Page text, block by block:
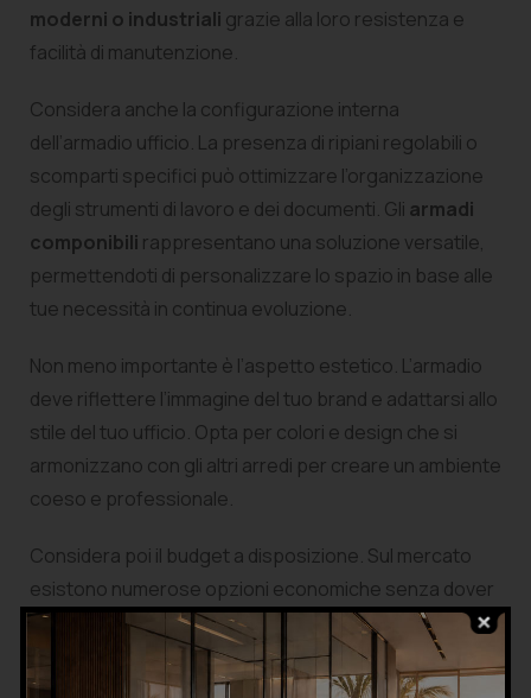
moderni o industriali grazie alla loro resistenza e
facilità di manutenzione.
Considera anche la configurazione interna
dell’armadio ufficio. La presenza di ripiani regolabili o
scomparti specifici può ottimizzare l’organizzazione
degli strumenti di lavoro e dei documenti. Gli armadi
componibili rappresentano una soluzione versatile,
permettendoti di personalizzare lo spazio in base alle
tue necessità in continua evoluzione.
Non meno importante è l’aspetto estetico. L’armadio
deve riflettere l’immagine del tuo brand e adattarsi allo
stile del tuo ufficio. Opta per colori e design che si
armonizzano con gli altri arredi per creare un ambiente
coeso e professionale.
Considera poi il budget a disposizione. Sul mercato
esistono numerose opzioni economiche senza dover
compromettere su qualità e funzionalità. Esplora le
diverse fasce di prezzo degliarmadi per ufficio
assicurarti di ottenere il miglior rapporto qualità-